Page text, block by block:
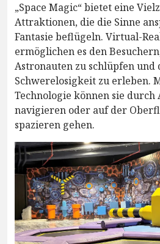
„Space Magic“ bietet eine
Attraktionen, die die Sinne
Fantasie beflügeln. Virtual-
ermöglichen es den
Astronauten zu schlüpfen und
Schwerelosigkeit zu erleben.
Technologie können sie
navigieren oder auf der
spazieren gehen.